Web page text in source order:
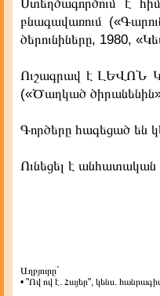
Ստեղծագործում է
բնագավառում
ծերունիները, 1980,
Ուշագրավ է ԼԵՎՈՆ
(«Ծաղկած
Գործերը հագեցած են
Ունեցել է անհատական
Աղբյուրը`
• "Ով ով է. Հայեր", կենս.